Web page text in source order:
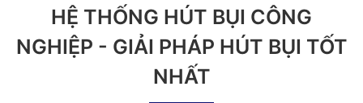
HỆ THỐNG HÚT BỤI CÔNG
NGHIỆP - GIẢI PHÁP HÚT BỤI TỐT
NHẤT